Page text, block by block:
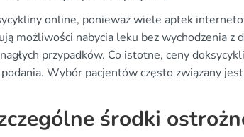
online, ponieważ wiele aptek
możliwości nabycia leku bez wychodzenia z
przypadków. Co istotne, ceny
Wybór pacjentów często związany
środki